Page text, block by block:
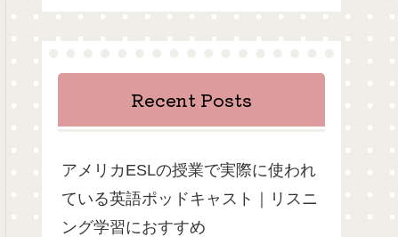
Recent Posts
アメリカESLの授業で実際に使われ
ている英語ポッドキャスト｜リスニ
ング学習におすすめ